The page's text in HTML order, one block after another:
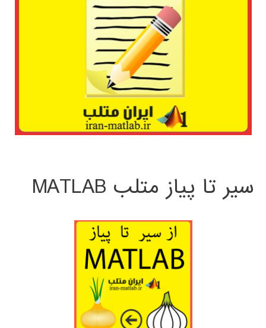
سیر تا پیاز متلب MATLAB